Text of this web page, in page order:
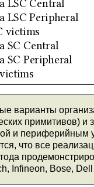
варианты
примитивов)
и периферийным
что все
Infineon, Bose,